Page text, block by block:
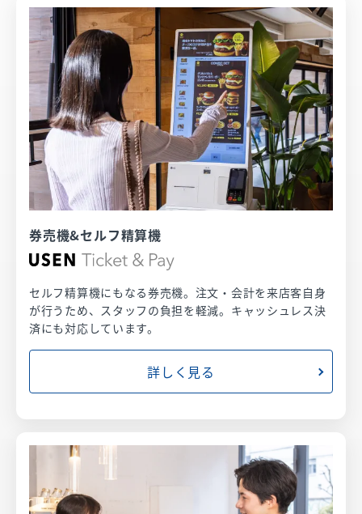
券売機&セルフ精算機
セルフ精算機にもなる券売機。注文・会計を来店客自身
が行うため、スタッフの負担を軽減。キャッシュレス決
済にも対応しています。
詳しく見る